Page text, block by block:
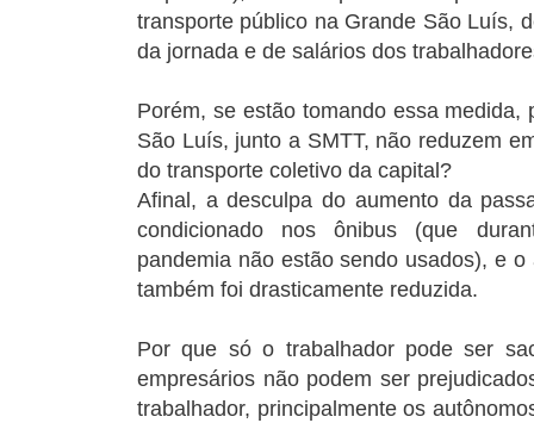
transporte público na Grande São Luís,
da jornada e de salários dos
Porém, se estão tomando essa medida,
São Luís, junto a SMTT, não reduzem
do transporte coletivo da capital?
Afinal, a desculpa do aumento da
condicionado nos ônibus (que
pandemia não estão sendo usados), e
também foi drasticamente reduzida.
Por que só o trabalhador pode ser
empresários não podem ser
trabalhador, principalmente os